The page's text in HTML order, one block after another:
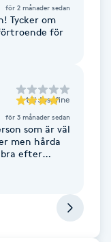
för 2 månader sedan
Tycker om
för
till Josefine
för 3 månader sedan
som är väl
men hårda
efter